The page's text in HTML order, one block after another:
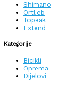
Shimano
Ortlieb
Topeak
Extend
Kategorije
Bicikli
Oprema
Dijelovi